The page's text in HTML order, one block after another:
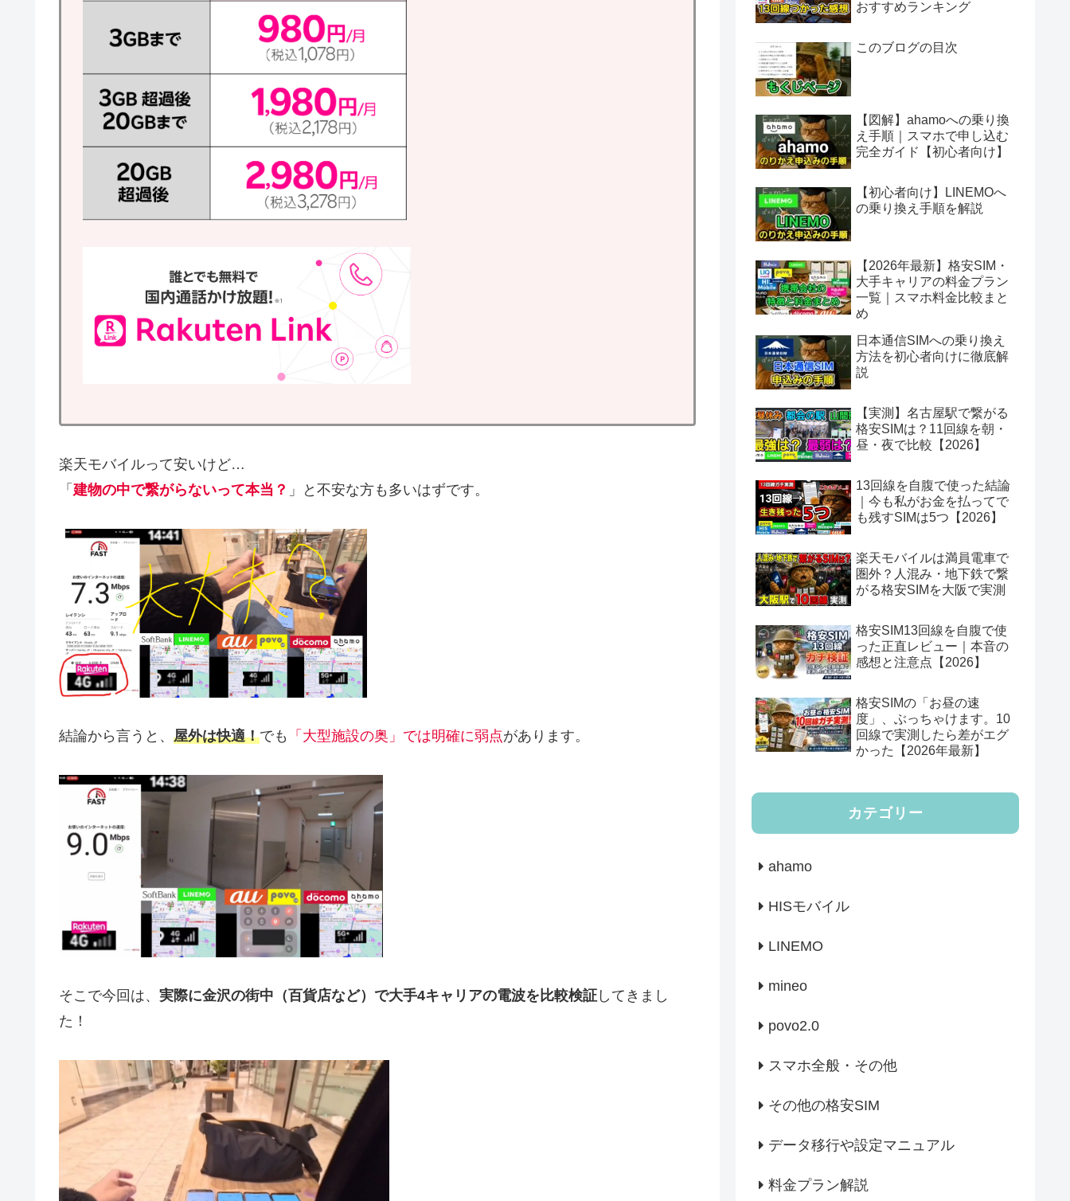
楽天モバイルって安いけど…
「 建物の中で繋がらないって本当？ 」と不安な方も多いはずです。
結論から言うと、 屋外は快適！でも 「大型施設の奥」では明確に弱点があります。
そこで今回は、 実際に金沢の街中（百貨店など）で大手4キャリアの電波を比較検証 してきまし
た！
おすすめランキング
このブログの目次
【図解】ahamoへの乗り換
え手順｜スマホで申し込む
完全ガイド【初心者向け】
【初心者向け】LINEMOへ
の乗り換え手順を解説
【2026年最新】格安SIM・
大手キャリアの料金プラン
一覧｜スマホ料金比較まと
め
日本通信SIMへの乗り換え
方法を初心者向けに徹底解
説
【実測】名古屋駅で繋がる
格安SIMは？11回線を朝・
昼・夜で比較【2026】
13回線を自腹で使った結論
｜今も私がお金を払ってで
も残すSIMは5つ【2026】
楽天モバイルは満員電車で
圏外？人混み・地下鉄で繋
がる格安SIMを大阪で実測
格安SIM13回線を自腹で使
った正直レビュー｜本音の
感想と注意点【2026】
格安SIMの「お昼の速
度」、ぶっちゃけます。10
回線で実測したら差がエグ
かった【2026年最新】
カテゴリー
ahamo
HISモバイル
LINEMO
mineo
povo2.0
スマホ全般・その他
その他の格安SIM
データ移行や設定マニュアル
料金プラン解説